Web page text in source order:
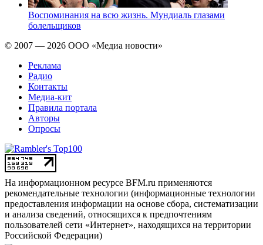
Воспоминания на всю жизнь. Мундиаль глазами
болельщиков
© 2007 — 2026 ООО «Медиа новости»
Реклама
Радио
Контакты
Медиа-кит
Правила портала
Авторы
Опросы
На информационном ресурсе BFM.ru применяются
рекомендательные технологии (информационные технологии
предоставления информации на основе сбора, систематизации
и анализа сведений, относящихся к предпочтениям
пользователей сети «Интернет», находящихся на территории
Российской Федерации)